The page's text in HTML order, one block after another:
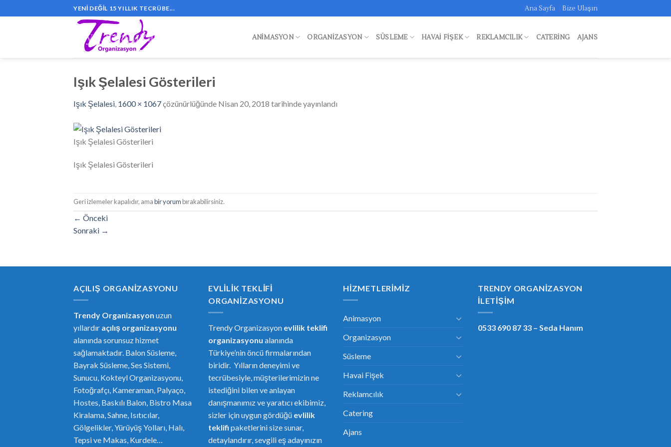
to
YENI DEĞIL 15 YILLIK TECRÜBE... Ana Sayfa Bize Ulaşın
ANIMASYON ORGANIZASYON SÜSLEME HAVAI FIŞEK REKLAMCILIK CATERING AJANS
Işık Şelalesi Gösterileri
Işık Şelalesi 1600 × 1067çözünürlüğünde Nisan 20, 2018 tarihinde yayınlandı
Işık Şelalesi Gösterileri
Işık Şelalesi Gösterileri
Geri izlemeler kapalıdır, amabir yorumbırakabilirsiniz.
← Önceki
Sonraki →
AÇILIŞ ORGANIZASYONU
Trendy Organizasyon uzun
yıllardır açılış organizasyonu
alanında sorunsuz hizmet
sağlamaktadır. Balon Süsleme,
Bayrak Süsleme, Ses Sistemi,
Sunucu, Kokteyl Organizasyonu,
Fotoğrafçı, Kameraman, Palyaço,
Hostes, Baskılı Balon, Bistro Masa
Kiralama, Sahne, Isıtıcılar,
Gölgelikler, Yürüyüş Yolları, Halı,
Tepsi ve Makas, Kurdele…
EVLILIK TEKLIFI
ORGANIZASYONU
Trendy Organizasyon evlilik teklifi
organizasyonu alanında
Türkiye’nin öncü firmalarından
biridir. Yılların deneyimi ve
tecrübesiyle, müşterilerimizin ne
istediğini bilen ve anlayan
danışmanımız ve yaratıcı ekibimiz,
sizler için uygun gördüğü evlilik
teklifi paketlerini size sunar,
detaylandırır, sevgili eş adayınızın
HIZMETLERIMIZ
Animasyon
Organizasyon
Süsleme
Havai Fişek
Reklamcılık
Catering
Ajans
TRENDY ORGANIZASYON
İLETIŞIM
0533 690 87 33 – Seda Hanım